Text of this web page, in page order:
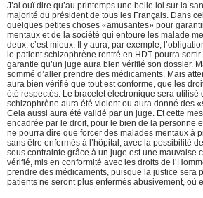
J’ai ouï dire qu’au printemps une belle loi sur la
majorité du président de tous les Français. Dans
quelques petites choses «amusantes» pour
mentaux et de la société qui entoure les malade
deux, c’est mieux. Il y aura, par exemple,
le patient schizophrène rentré en HDT pourra
garantie qu’un juge aura bien vérifié son dossier.
sommé d’aller prendre des médicaments. Mais
aura bien vérifié que tout est conforme, que les
été respectés. Le bracelet électronique sera utilisé
schizophrène aura été violent ou aura donné des
Cela aussi aura été validé par un juge. Et cette
encadrée par le droit, pour le bien de la personne
ne pourra dire que forcer des malades mentaux à
sans être enfermés à l’hôpital, avec la possibilité
sous contrainte grâce à un juge est une mauvaise
vérifié, mis en conformité avec les droits de
prendre des médicaments, puisque la justice sera
patients ne seront plus enfermés abusivement, où